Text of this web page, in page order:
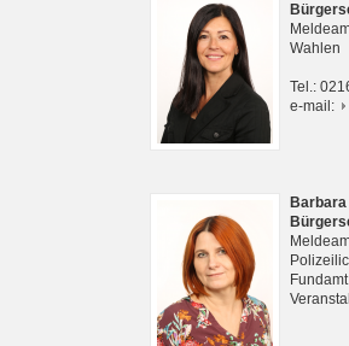
Wahlen
Tel.:
e-mail: